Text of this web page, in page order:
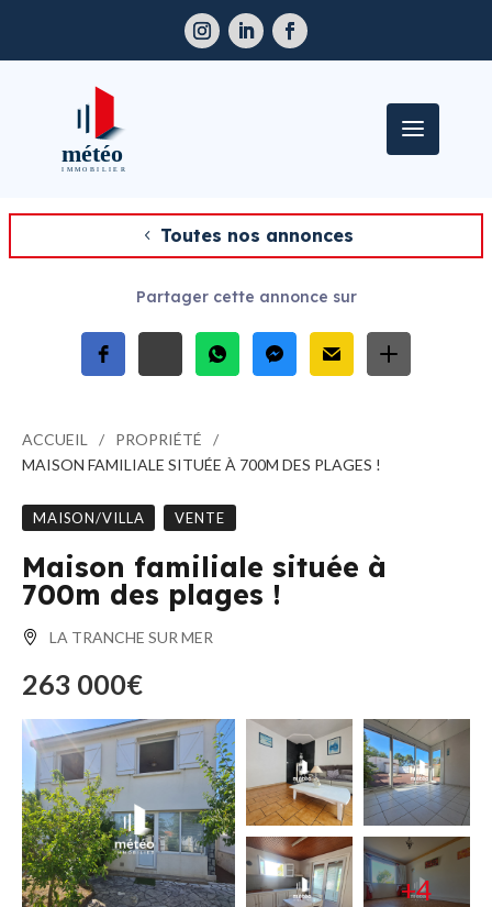
Toutes nos annonces
Partager cette annonce sur
ACCUEIL
PROPRIÉTÉ
MAISON FAMILIALE SITUÉE À 700M DES PLAGES !
MAISON/VILLA VENTE
Maison familiale située à
700m des plages !
LA TRANCHE SUR MER
263 000€
+4